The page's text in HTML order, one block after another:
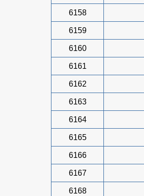
6158
6159
6160
6161
6162
6163
6164
6165
6166
6167
6168